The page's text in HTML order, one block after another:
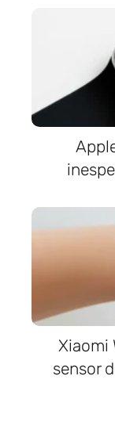
Xiaomi
sensor